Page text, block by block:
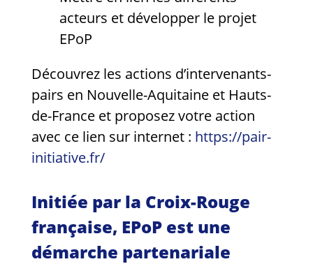
acteurs et développer le projet
EPoP
Découvrez les actions d’intervenants-
pairs en Nouvelle-Aquitaine et Hauts-
de-France et proposez votre action
avec ce lien sur internet : https://pair-
initiative.fr/
Initiée par la Croix-Rouge
française, EPoP est une
démarche partenariale